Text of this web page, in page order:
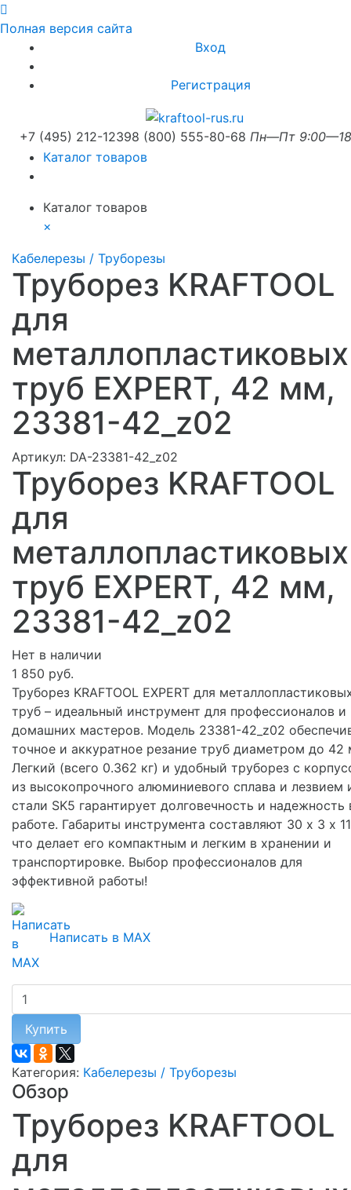
Полная версия сайта
Вход
Регистрация
+7 (495) 212-12398 (800) 555-80-68 Пн—Пт
Каталог товаров
Каталог товаров
×
Кабелерезы / Труборезы
Труборез KRAFTOOL
для
металлопластиковых
труб EXPERT, 42 мм,
23381-42_z02
Артикул: DA-23381-42_z02
Труборез KRAFTOOL
для
металлопластиковых
труб EXPERT, 42 мм,
23381-42_z02
Нет в наличии
1 850 руб.
Труборез KRAFTOOL EXPERT для
труб – идеальный инструмент для профессионалов и
домашних мастеров. Модель 23381-42_z02
точное и аккуратное резание труб диаметром до 42
Легкий (всего 0.362 кг) и удобный труборез с
из высокопрочного алюминиевого сплава и лезвием
стали SK5 гарантирует долговечность и надежность
работе. Габариты инструмента составляют 30 х 3 х
что делает его компактным и легким в хранении и
транспортировке. Выбор профессионалов для
эффективной работы!
Написать в MAX
Купить
Категория: Кабелерезы / Труборезы
Обзор
Труборез KRAFTOOL
для